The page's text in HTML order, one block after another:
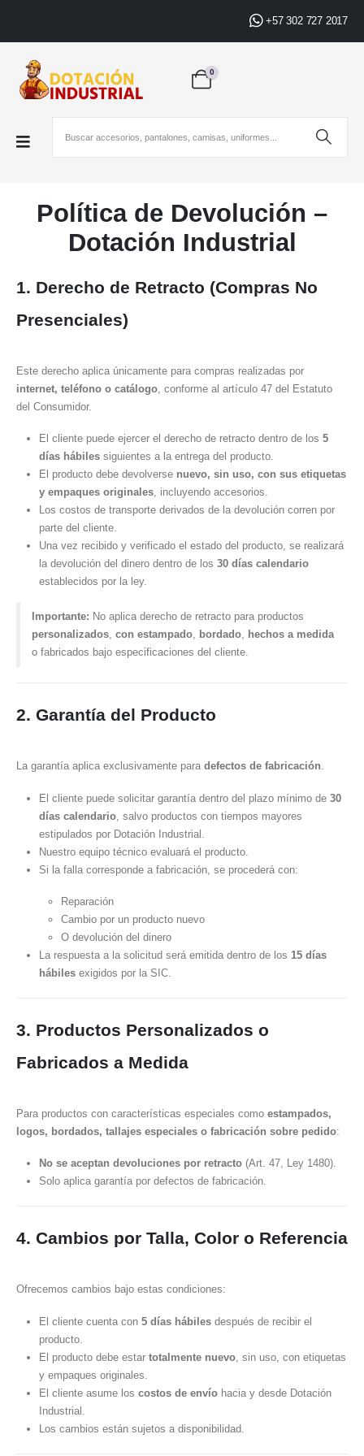
+57 302 727 2017
0
Política de Devolución –
Dotación Industrial
1. Derecho de Retracto (Compras No
Presenciales)
Este derecho aplica únicamente para compras realizadas por
internet, teléfono o catálogo, conforme al artículo 47 del Estatuto
del Consumidor.
El cliente puede ejercer el derecho de retracto dentro de los 5
días hábilessiguientes a la entrega del producto.
El producto debe devolverse nuevo, sin uso, con sus etiquetas
y empaques originales, incluyendo accesorios.
Los costos de transporte derivados de la devolución corren por
parte del cliente.
Una vez recibido y verificado el estado del producto, se realizará
la devolución del dinero dentro de los 30 días calendario
establecidos por la ley.
Importante: No aplica derecho de retracto para productos
personalizados, con estampado, bordado, hechos a medida
o fabricados bajo especificaciones del cliente.
2. Garantía del Producto
La garantía aplica exclusivamente para defectos de fabricación.
El cliente puede solicitar garantía dentro del plazo mínimo de 30
días calendario, salvo productos con tiempos mayores
estipulados por Dotación Industrial.
Nuestro equipo técnico evaluará el producto.
Si la falla corresponde a fabricación, se procederá con:
Reparación
Cambio por un producto nuevo
O devolución del dinero
La respuesta a la solicitud será emitida dentro de los 15 días
hábilesexigidos por la SIC.
3. Productos Personalizados o
Fabricados a Medida
Para productos con características especiales como estampados,
logos, bordados, tallajes especiales o fabricación sobre pedido:
No se aceptan devoluciones por retracto(Art. 47, Ley 1480).
Solo aplica garantía por defectos de fabricación.
4. Cambios por Talla, Color o Referencia
Ofrecemos cambios bajo estas condiciones:
El cliente cuenta con 5 días hábilesdespués de recibir el
producto.
El producto debe estar totalmente nuevo, sin uso, con etiquetas
y empaques originales.
El cliente asume los costos de envíohacia y desde Dotación
Industrial.
Los cambios están sujetos a disponibilidad.